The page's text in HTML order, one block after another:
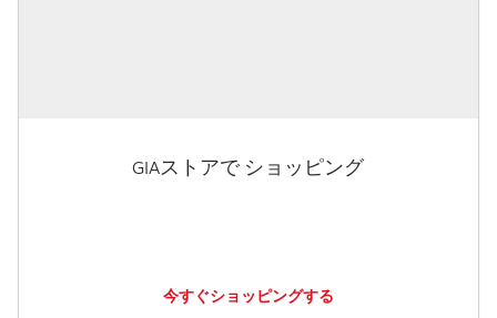
GIAストアで ショッピング
今すぐショッピングする